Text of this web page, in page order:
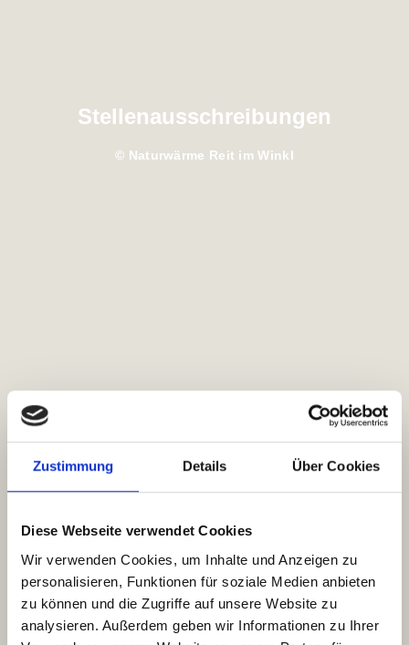
Zustimmung Details Über Cookies
Diese Webseite verwendet Cookies
Wir verwenden Cookies, um Inhalte und Anzeigen zu
personalisieren, Funktionen für soziale Medien anbieten
zu können und die Zugriffe auf unsere Website zu
analysieren. Außerdem geben wir Informationen zu Ihrer
Stellenausschreibungen
© Naturwärme Reit im Winkl